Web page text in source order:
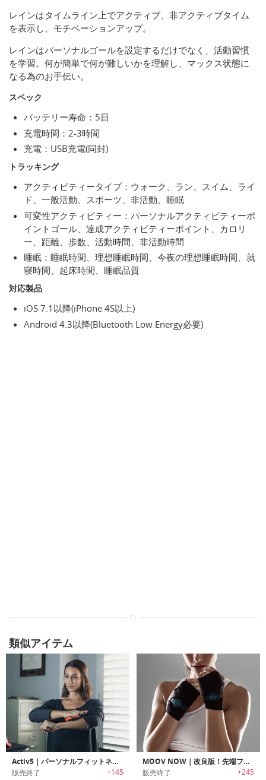
レインはタイムライン上でアクティブ、非アクティブタイム
を表示し、モチベーションアップ。
レインはパーソナルゴールを設定するだけでなく、活動習慣
を学習。何が簡単で何が難しいかを理解し、マックス状態に
なる為のお手伝い。
スペック
バッテリー寿命：5日
充電時間：2-3時間
充電：USB充電(同封)
トラッキング
アクティビティータイプ：ウォーク、ラン、スイム、ライ
ド、一般活動、スポーツ、非活動、睡眠
可変性アクティビティー：パーソナルアクティビティーポ
イントゴール、達成アクティビティーポイント、カロリ
ー、距離、歩数、活動時間、非活動時間
睡眠：睡眠時間、理想睡眠時間、今夜の理想睡眠時間、就
寝時間、起床時間、睡眠品質
対応製品
iOS 7.1以降(iPhone 4S以上)
Android 4.3以降(Bluetooth Low Energy必要)
類似アイテム
Activ5｜パーソナルフィットネスデバイス「アクティブ5」
販売終了 +145
MOOV NOW｜改良版！先端フィットネスデバイス「ムーブナウ」
販売終了 +245